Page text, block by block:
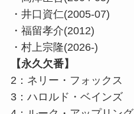
・井口資仁(2005-07)
・福留孝介(2012)
・村上宗隆(2026-)
【永久欠番】
2：ネリー・フォックス
3：ハロルド・ベインズ